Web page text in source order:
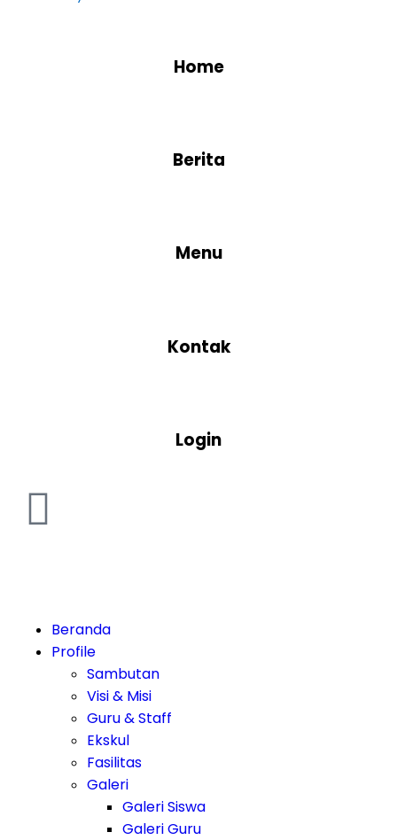
Home
Berita
Menu
Kontak
Login
Beranda
Profile
Sambutan
Visi & Misi
Guru & Staff
Ekskul
Fasilitas
Galeri
Galeri Siswa
Galeri Guru